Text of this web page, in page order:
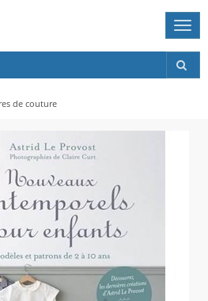
de couture